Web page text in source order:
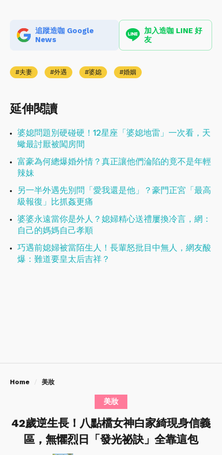
追蹤造咖 Google
News
加入造咖 LINE 好
友
夫妻 外遇 婆媳 婚姻
延伸閱讀
婆媳問題別硬碰硬！12星座「婆媳地雷」一次看，天
蠍最討厭被闖房間
富豪為何總爆婚外情？真正讓他們淪陷的竟不是年輕
辣妹
另一半外遇先別問「愛我還是他」？豪門正宮「最高
級報復」比抓姦更痛
婆婆永遠當你是外人？媳婦精心送禮屢換冷言，網：
自己的媽媽自己孝順
巧遇前媳婦被當陌生人！長輩怒批目中無人，網友酸
爆：難道要皇太后吉祥？
Home 美妝
美妝
42歲逆生長！八點檔女神白家綺現身信義
區，無懼烈日「發光祕訣」全靠這包